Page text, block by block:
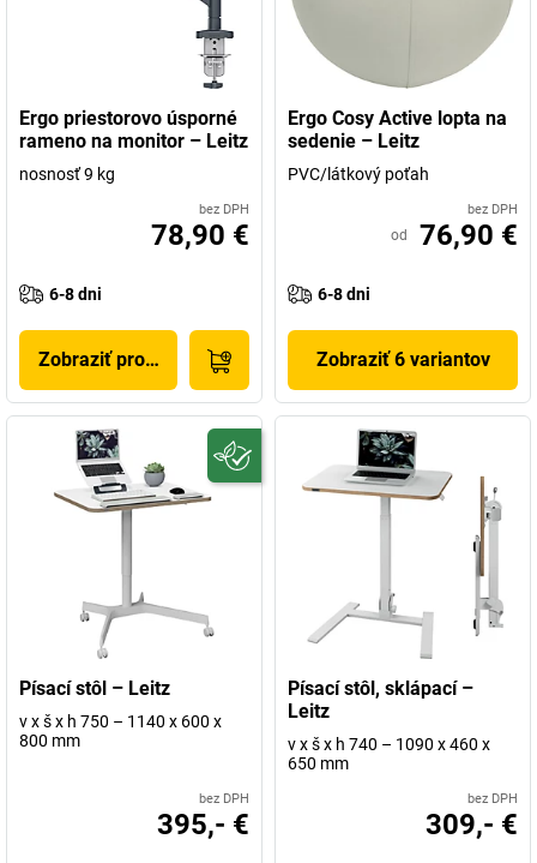
Ergo priestorovo úsporné
rameno na monitor – Leitz
nosnosť 9 kg
bez DPH
78,90 €
6-8 dni
Zobraziť produkt
Ergo Cosy Active lopta na
sedenie – Leitz
PVC/látkový poťah
bez DPH
od 76,90 €
6-8 dni
Zobraziť 6 variantov
Písací stôl – Leitz
v x š x h 750 – 1140 x 600 x
800 mm
bez DPH
395,- €
Písací stôl, sklápací –
Leitz
v x š x h 740 – 1090 x 460 x
650 mm
bez DPH
309,- €